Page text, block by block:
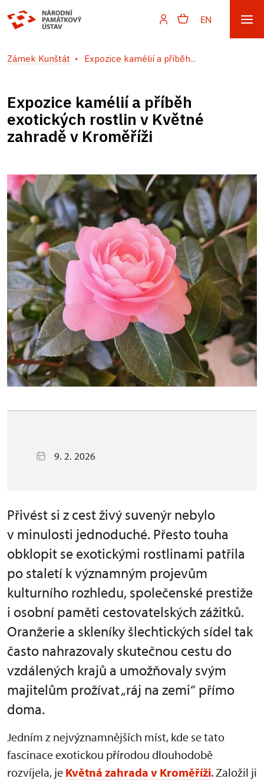
EN
Zámek Kunštát Expozice kamélií a příběh...
Expozice kamélií a příběh
exotických rostlin v Květné
zahradě v Kroměříži
9. 2. 2026
Přivést si z cest živý suvenýr nebylo
v minulosti jednoduché. Přesto touha
obklopit se exotickými rostlinami patřila
po staletí k významným projevům
kulturního rozhledu, společenské prestiže
i osobní paměti cestovatelských zážitků.
Oranžerie a skleníky šlechtických sídel tak
často nahrazovaly skutečnou cestu do
vzdálených krajů a umožňovaly svým
majitelům prožívat „ráj na zemi“ přímo
doma.
Jedním z nejvýznamnějších míst, kde se tato
fascinace exotickou přírodou dlouhodobě
rozvíjela, je Květná zahrada v Kroměříži. Založil ji